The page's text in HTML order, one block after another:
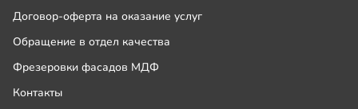
Договор-оферта на оказание услуг
Обращение в отдел качества
Фрезеровки фасадов МДФ
Контакты